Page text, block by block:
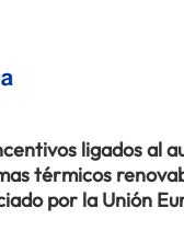
ligados al
térmicos
por la Unión